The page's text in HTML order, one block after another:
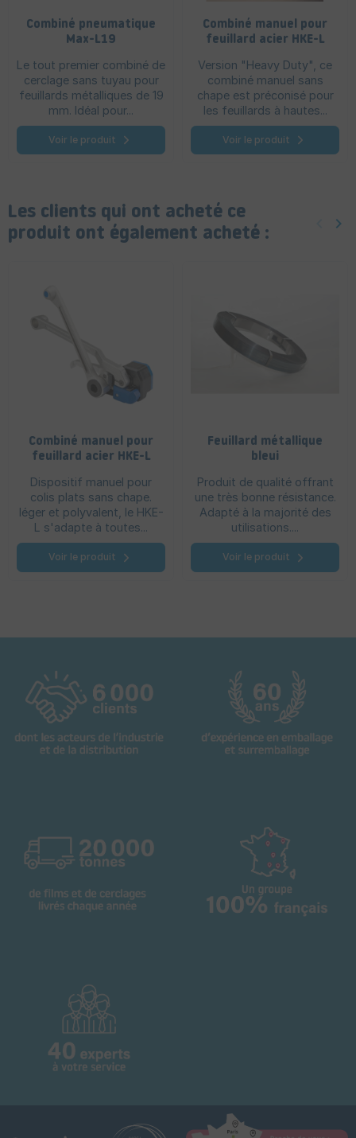
Combiné pneumatique
Max-L19
Le tout premier combiné de
cerclage sans tuyau pour
feuillards métalliques de 19
mm. Idéal pour...
Voir le produit
Combiné manuel pour
feuillard acier HKE-L
Version "Heavy Duty", ce
combiné manuel sans
chape est préconisé pour
les feuillards à hautes...
Voir le produit
Les clients qui ont acheté ce
produit ont également acheté :
keyboard_arrow_right
Combiné manuel pour
feuillard acier HKE-L
Dispositif manuel pour
colis plats sans chape.
léger et polyvalent, le HKE-
L s'adapte à toutes...
Voir le produit
Feuillard métallique
bleui
Produit de qualité offrant
une très bonne résistance.
Adapté à la majorité des
utilisations....
Voir le produit